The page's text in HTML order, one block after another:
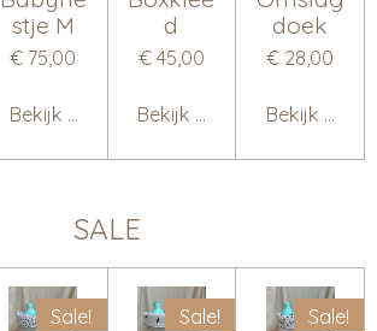
stje M
€ 75,00
Bekijk details
d
€ 45,00
Bekijk details
doek
€ 28,00
Bekijk
SALE
Sale! Sale! Sale!